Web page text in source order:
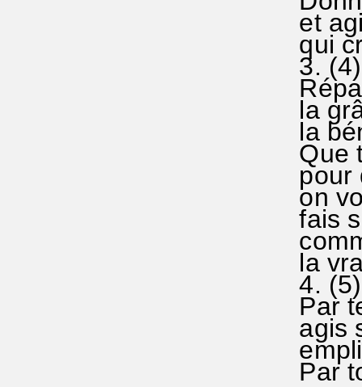
et
qui
3. (4)
la
la
Que
pour
on
fais
la
4. (5)
Par
agis
Par